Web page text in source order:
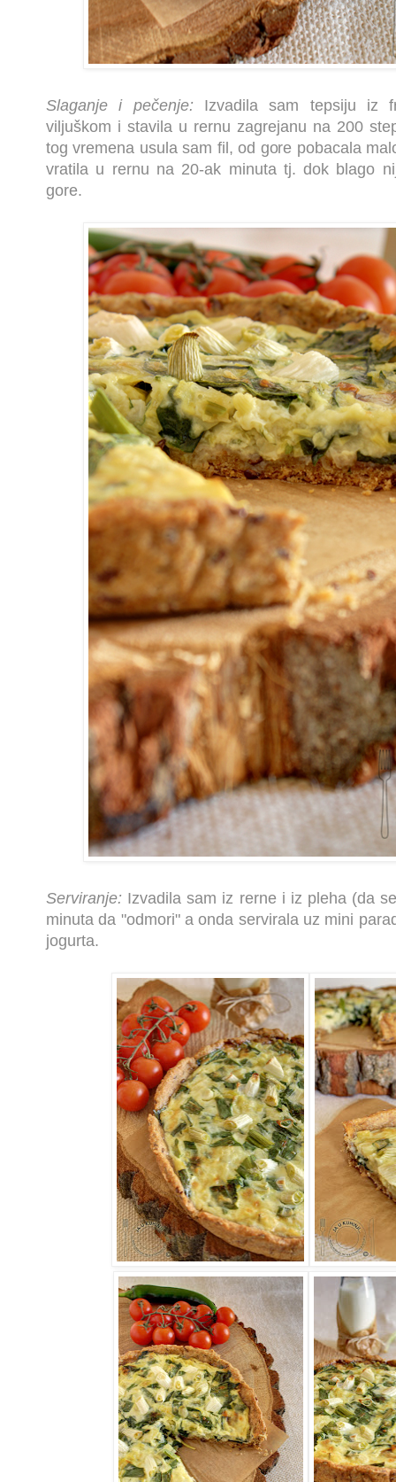
Slaganje i pečenje: Izvadila sam tepsiju iz
viljuškom i stavila u rernu zagrejanu na 200
tog vremena usula sam fil, od gore pobacala
vratila u rernu na 20-ak minuta tj. dok blago
gore.
Serviranje: Izvadila sam iz rerne i iz pleha (da
minuta da "odmori" a onda servirala uz mini
jogurta.